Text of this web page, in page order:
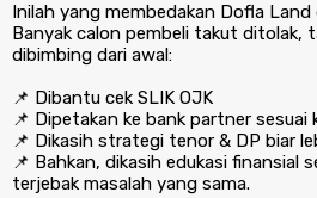
Inilah yang membedakan Dofla
Banyak calon pembeli takut ditolak,
dibimbing dari awal:
📌 Dibantu cek SLIK OJK
📌 Dipetakan ke bank partner sesuai
📌 Dikasih strategi tenor & DP biar
📌 Bahkan, dikasih edukasi finansial
terjebak masalah yang sama.